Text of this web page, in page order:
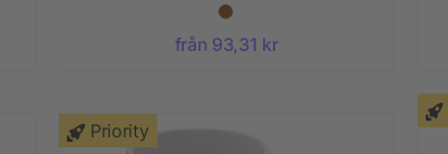
från 93,31 kr
Priority